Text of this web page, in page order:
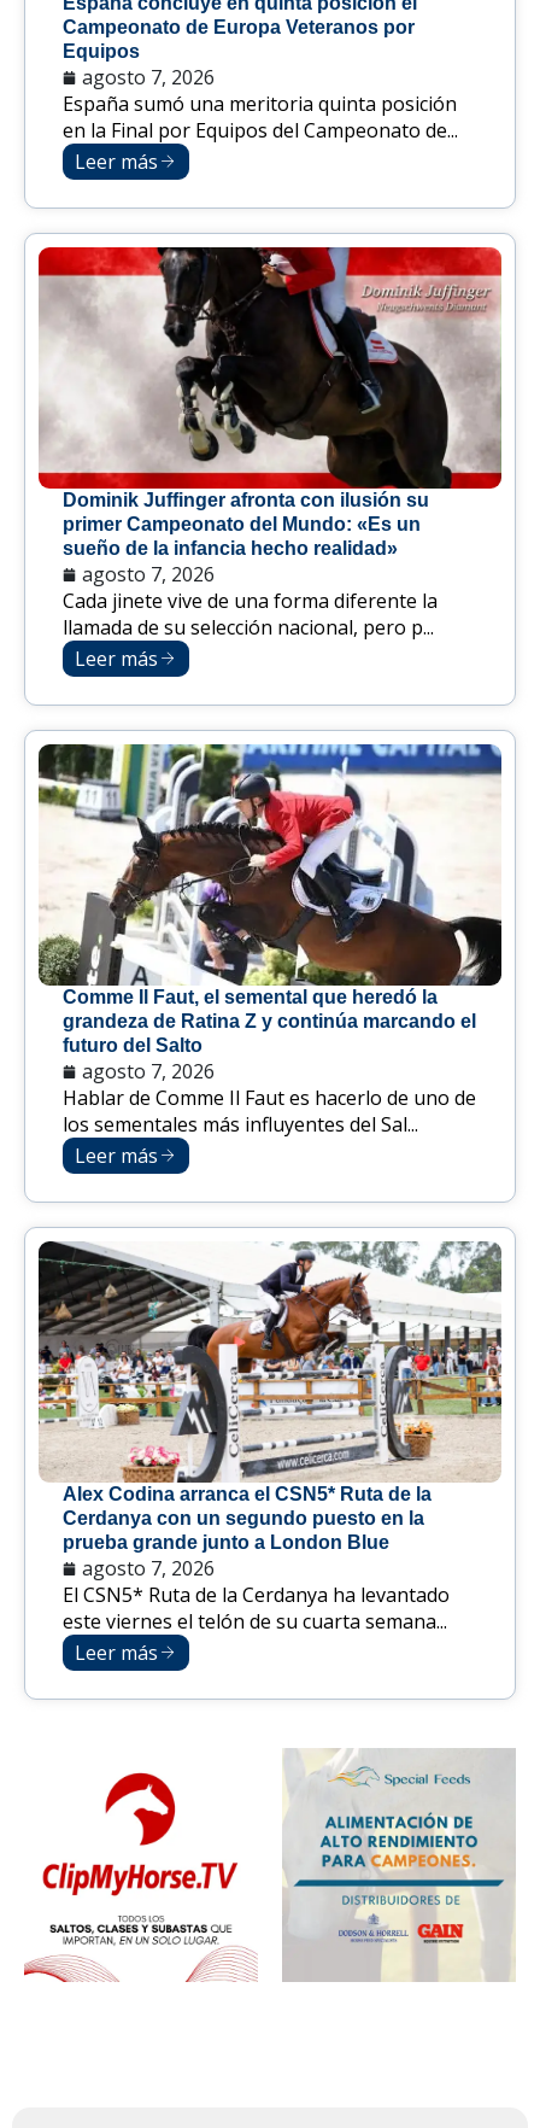
Campeonato de Europa Veteranos por
Equipos
agosto 7, 2026
España sumó una meritoria quinta posición
en la Final por Equipos del Campeonato de...
Leer más
Dominik Juffinger afronta con ilusión su
primer Campeonato del Mundo: «Es un
sueño de la infancia hecho realidad»
agosto 7, 2026
Cada jinete vive de una forma diferente la
llamada de su selección nacional, pero p...
Leer más
Comme Il Faut, el semental que heredó la
grandeza de Ratina Z y continúa marcando el
futuro del Salto
agosto 7, 2026
Hablar de Comme Il Faut es hacerlo de uno de
los sementales más influyentes del Sal...
Leer más
Alex Codina arranca el CSN5* Ruta de la
Cerdanya con un segundo puesto en la
prueba grande junto a London Blue
agosto 7, 2026
El CSN5* Ruta de la Cerdanya ha levantado
este viernes el telón de su cuarta semana...
Leer más